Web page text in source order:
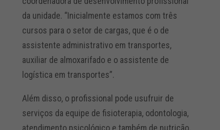
da unidade. “Inicialmente estamos com três
cursos para o setor de cargas, que é o de
assistente administrativo em transportes,
auxiliar de almoxarifado e o assistente de
logística em transportes”.
Além disso, o profissional pode usufruir de
serviços da equipe de fisioterapia, odontologia,
atendimento psicológico e também de nutrição,